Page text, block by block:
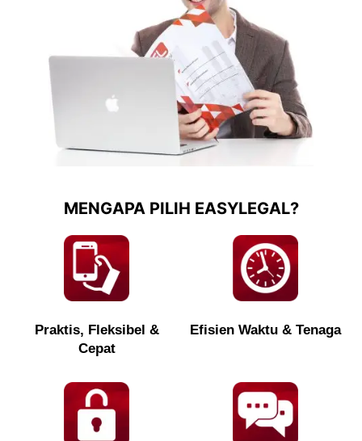
MENGAPA PILIH EASYLEGAL?
Praktis, Fleksibel &
Cepat
Efisien Waktu & Tenaga